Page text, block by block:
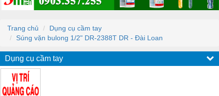
Trang chủ
Dụng cụ cầm tay
Súng vặn bulong 1/2" DR-2388T DR - Đài Loan
Dụng cụ cầm tay